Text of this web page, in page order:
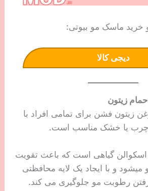
ماسک مو بیوتی:
دیجی کالا
زیتون فشن برای تمامی افراد با
چرب یا خشک مناسب است.
اسکوالن گیاهی است که باعث تقویت
و با ایجاد یک لایه محافظتی
رطوبت مو جلوگیری می کند.